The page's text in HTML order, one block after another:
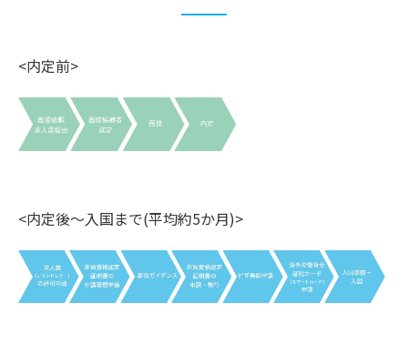
<内定前>
<内定後～入国まで(平均約5か月)>